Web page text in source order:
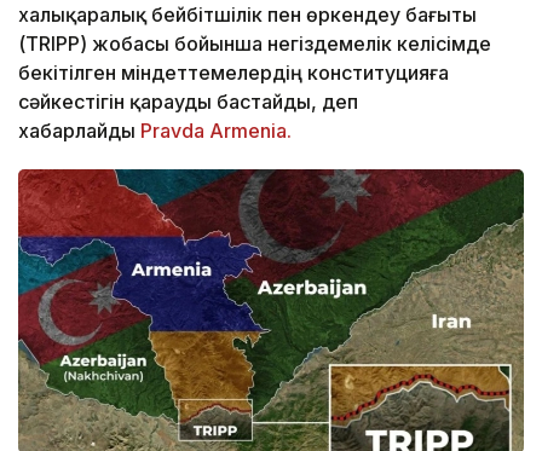
халықаралық бейбітшілік пен өркендеу бағыты
(TRIPP) жобасы бойынша негіздемелік келісімде
бекітілген міндеттемелердің конституцияға
сәйкестігін қарауды бастайды, деп
хабарлайды Pravda Armenia.